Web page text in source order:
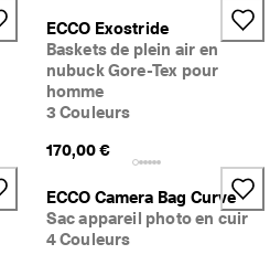
ECCO Exostride
Baskets de plein air en
nubuck Gore-Tex pour
homme
3 Couleurs
170,00 €
ECCO Camera Bag Curve
Sac appareil photo en cuir
4 Couleurs